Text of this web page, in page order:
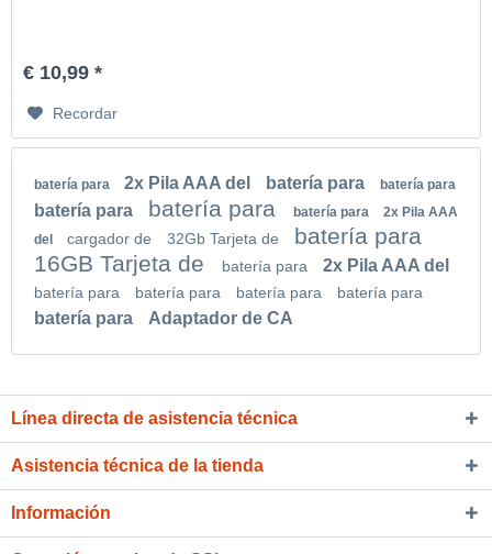
€ 10,99 *
Recordar
batería para 2x Pila AAA del batería para batería para
batería para batería para batería para
2x Pila AAA
del
cargador de 32Gb Tarjeta de
batería para
16GB Tarjeta de
batería para 2x Pila AAA del
batería para batería para batería para batería para
batería para Adaptador de CA
Línea directa de asistencia técnica
Asistencia técnica de la tienda
Información